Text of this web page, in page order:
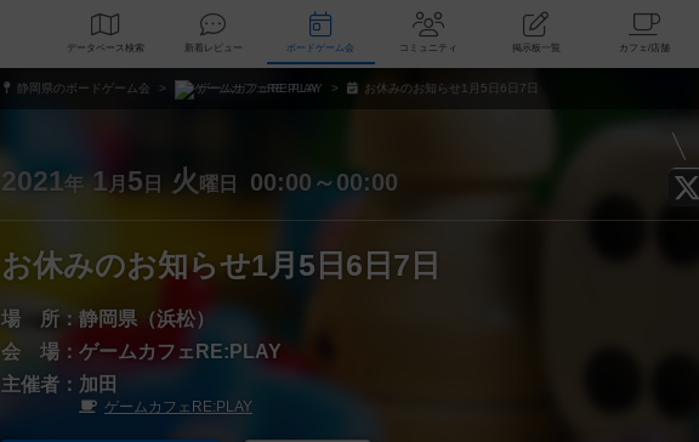
データベース 検索 新着レビュー ボードゲーム会 コミュニティ 掲示板一覧
静岡県のボードゲーム会 ゲームカフェRE:PLAY お休みのお知らせ1月5日6日7日
2021年 1 月 5 日 火 曜日 00:00～00:00
お休みのお知らせ1月5日6日7日
場 所： 静岡県（浜松）
会 場： ゲームカフェRE:PLAY
主催者： 加田
ゲームカフェRE:PLAY